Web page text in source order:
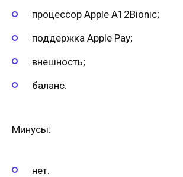
процессор Apple A12Bionic;
поддержка Apple Pay;
внешность;
баланс.
Минусы:
нет.